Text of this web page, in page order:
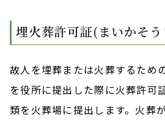
埋火葬許可証(まいかそ
故人を埋葬または火葬するため
を役所に提出した際に火葬許可
類を火葬場に提出します。火葬